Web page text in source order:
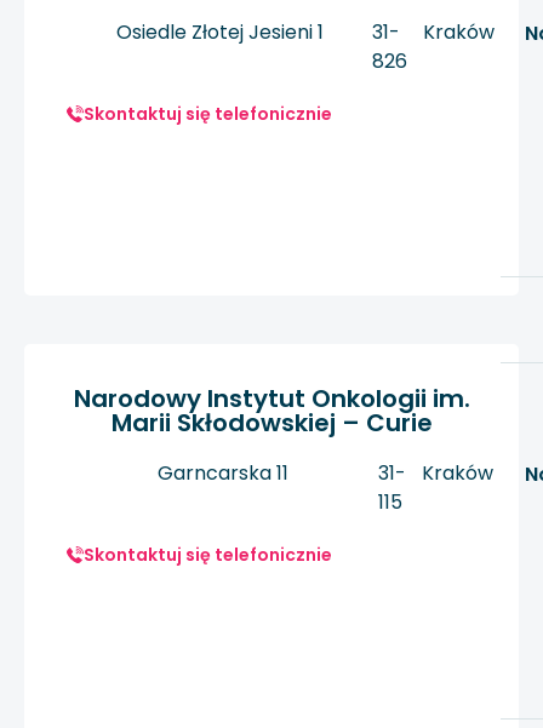
Osiedle Złotej Jesieni 1
31-
826
Kraków
Skontaktuj się telefonicznie
Narodowy Instytut Onkologii im.
Marii Skłodowskiej – Curie
Garncarska 11
31-
115
Kraków
Skontaktuj się telefonicznie